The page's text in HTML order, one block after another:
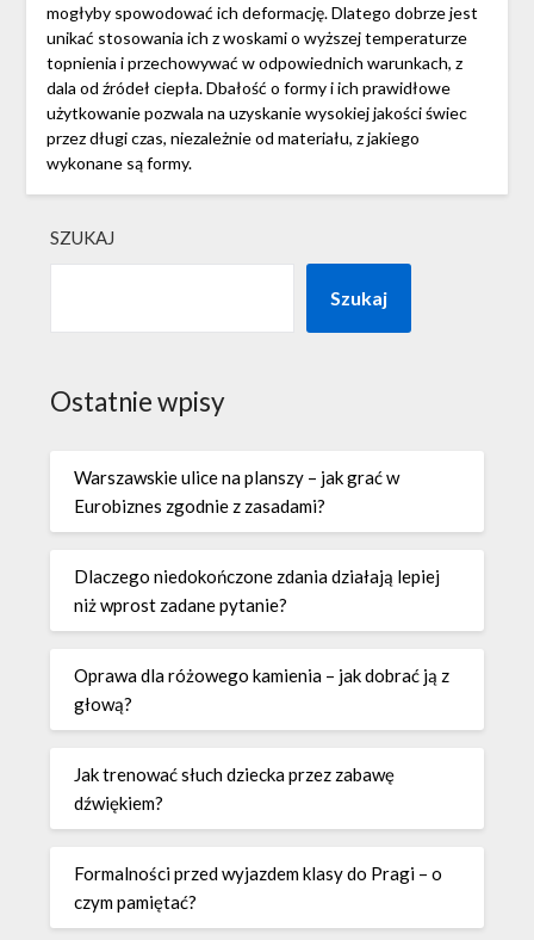
mogłyby spowodować ich deformację. Dlatego dobrze jest
unikać stosowania ich z woskami o wyższej temperaturze
topnienia i przechowywać w odpowiednich warunkach, z
dala od źródeł ciepła. Dbałość o formy i ich prawidłowe
użytkowanie pozwala na uzyskanie wysokiej jakości świec
przez długi czas, niezależnie od materiału, z jakiego
wykonane są formy.
SZUKAJ
Szukaj
Ostatnie wpisy
Warszawskie ulice na planszy – jak grać w
Eurobiznes zgodnie z zasadami?
Dlaczego niedokończone zdania działają lepiej
niż wprost zadane pytanie?
Oprawa dla różowego kamienia – jak dobrać ją z
głową?
Jak trenować słuch dziecka przez zabawę
dźwiękiem?
Formalności przed wyjazdem klasy do Pragi – o
czym pamiętać?